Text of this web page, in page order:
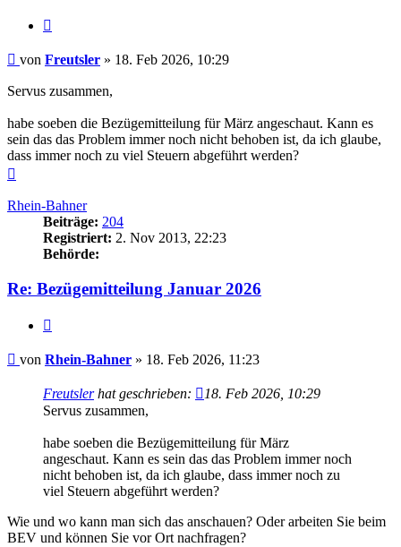
Beitrag
von Freutsler » 18. Feb 2026, 10:29
Servus zusammen,
habe soeben die Bezügemitteilung für März angeschaut. Kann es
sein das das Problem immer noch nicht behoben ist, da ich glaube,
dass immer noch zu viel Steuern abgeführt werden?
Rhein-Bahner
Beiträge: 204
Registriert: 2. Nov 2013, 22:23
Behörde:
Re: Bezügemitteilung Januar 2026
Beitrag
von Rhein-Bahner » 18. Feb 2026, 11:23
Freutslerhat geschrieben:
18. Feb 2026, 10:29
Servus zusammen,
habe soeben die Bezügemitteilung für März
angeschaut. Kann es sein das das Problem immer noch
nicht behoben ist, da ich glaube, dass immer noch zu
viel Steuern abgeführt werden?
Wie und wo kann man sich das anschauen? Oder arbeiten Sie beim
BEV und können Sie vor Ort nachfragen?